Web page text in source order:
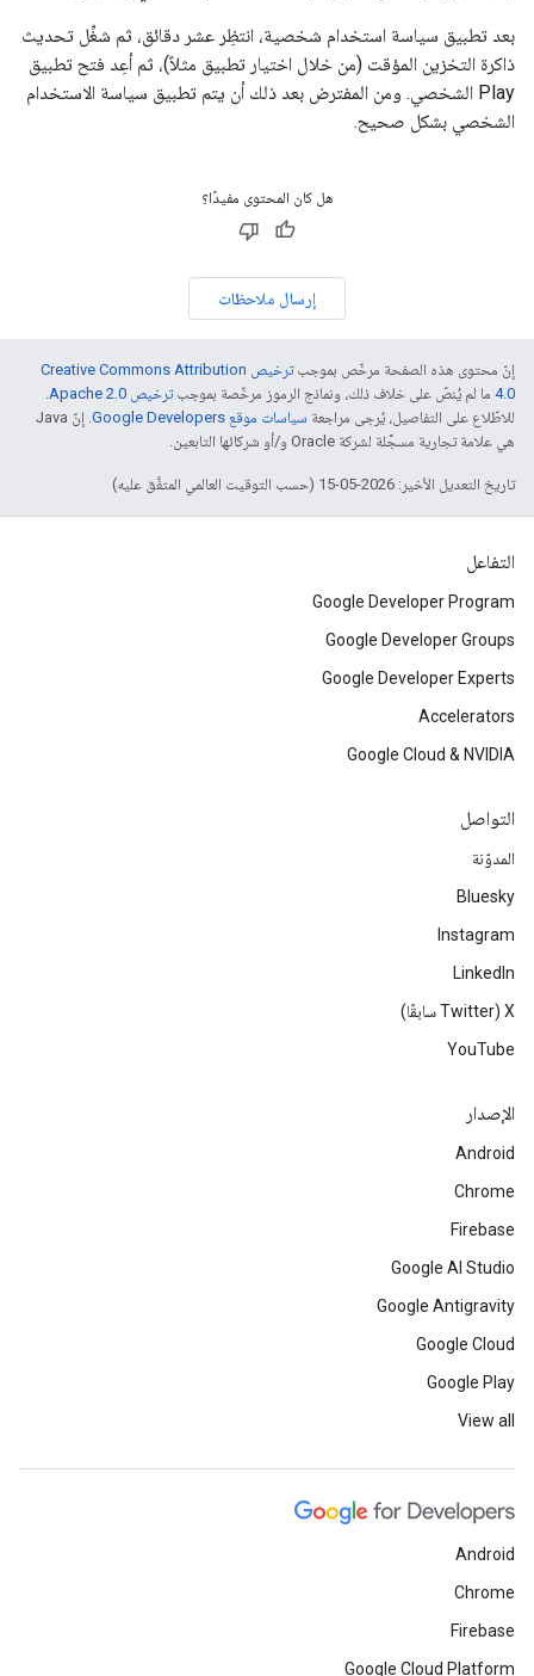
بعد تطبيق سياسة استخدام شخصية، انتظِر عشر دقائق، ثم شغِّل تحديث
ذاكرة التخزين المؤقت (من خلال اختيار تطبيق مثلاً)، ثم أعِد فتح تطبيق
Play الشخصي. ومن المفترض بعد ذلك أن يتم تطبيق سياسة الاستخدام
الشخصي بشكل صحيح.
هل كان المحتوى مفيدًا؟
إرسال ملاحظات
إنّ محتوى هذه الصفحة مرخّص بموجب
ترخيص Creative Commons Attribution
4.0‏ ما لم يُنصّ على خلاف ذلك، ونماذج الرموز مرخّصة بموجبترخيص Apache 2.0‏
.
للاطّلاع على التفاصيل، يُرجى مراجعة سياسات موقع Google Developers‏
. إنّ Java
هي علامة تجارية مسجَّلة لشركة Oracle و/أو شركائها التابعين.
تاريخ التعديل الأخير: 2026-05-15 (حسب التوقيت العالمي المتفَّق عليه)
التفاعل
Google Developer Program
Google Developer Groups
Google Developer Experts
Accelerators
Google Cloud & NVIDIA
التواصل
المدوّنة
Bluesky
Instagram
LinkedIn
‫X ‏(Twitter سابقًا)
YouTube
الإصدار
Android
Chrome
Firebase
Google AI Studio
Google Antigravity
Google Cloud
Google Play
View all
Android
Chrome
Firebase
Google Cloud Platform